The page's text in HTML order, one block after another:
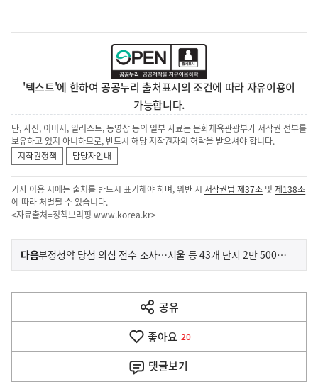
'텍스트'에 한하여 공공누리 출처표시의 조건에 따라 자유이용이
가능합니다.
단, 사진, 이미지, 일러스트, 동영상 등의 일부 자료는 문화체육관광부가 저작권 전부를
보유하고 있지 아니하므로, 반드시 해당 저작권자의 허락을 받으셔야 합니다.
저작권정책
담당자안내
기사 이용 시에는 출처를 반드시 표기해야 하며, 위반 시 저작권법 제37조 및제138조
에 따라 처벌될 수 있습니다.
<자료출처=정책브리핑 www.korea.kr>
이
전
다
음
다음기
부정청약 당첨 의심 전수 조사…서울 등 43개 단지 2만 5000세대
공유
열
기
좋아요 20
댓글보기